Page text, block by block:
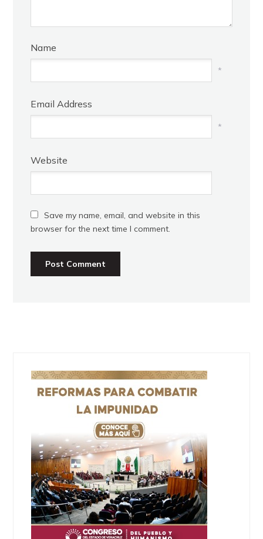
Name
*
Email Address
*
Website
Save my name, email, and website in this
browser for the next time I comment.